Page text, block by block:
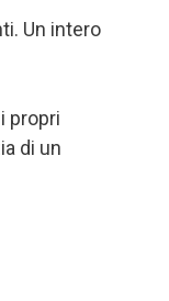
Un intero
propri
di un